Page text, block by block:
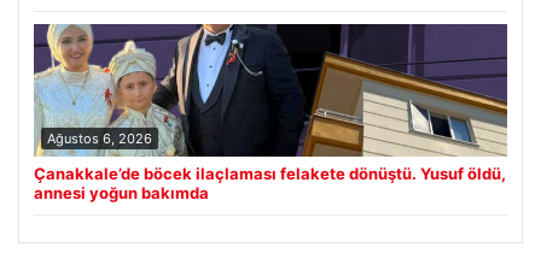
Ağustos 6, 2026
Çanakkale’de böcek ilaçlaması felakete dönüştü. Yusuf öldü,
annesi yoğun bakımda